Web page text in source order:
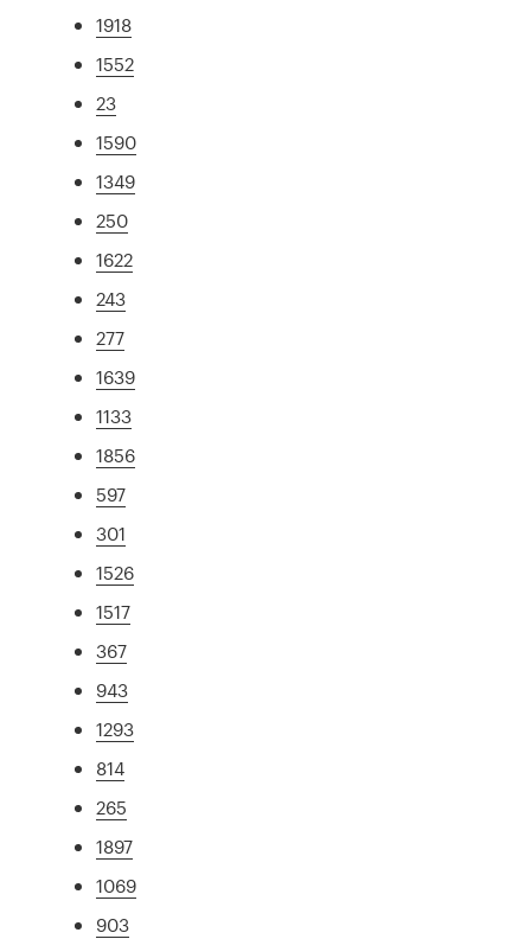
1918
1552
23
1590
1349
250
1622
243
277
1639
1133
1856
597
301
1526
1517
367
943
1293
814
265
1897
1069
903